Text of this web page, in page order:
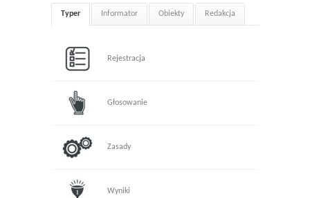
Typer Informator Obiekty Redakcja
Rejestracja
Głosowanie
Zasady
Wyniki